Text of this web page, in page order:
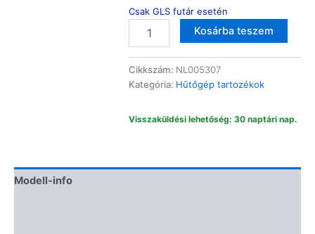
Csak GLS futár esetén
jégkockatartó
mennyiség
Kosárba teszem
Cikkszám: NL005307
Kategória: Hűtőgép tartozékok
Visszaküldési lehetőség: 30 naptári nap.
Modell-info